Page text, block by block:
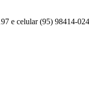
e celular (95) 98414-